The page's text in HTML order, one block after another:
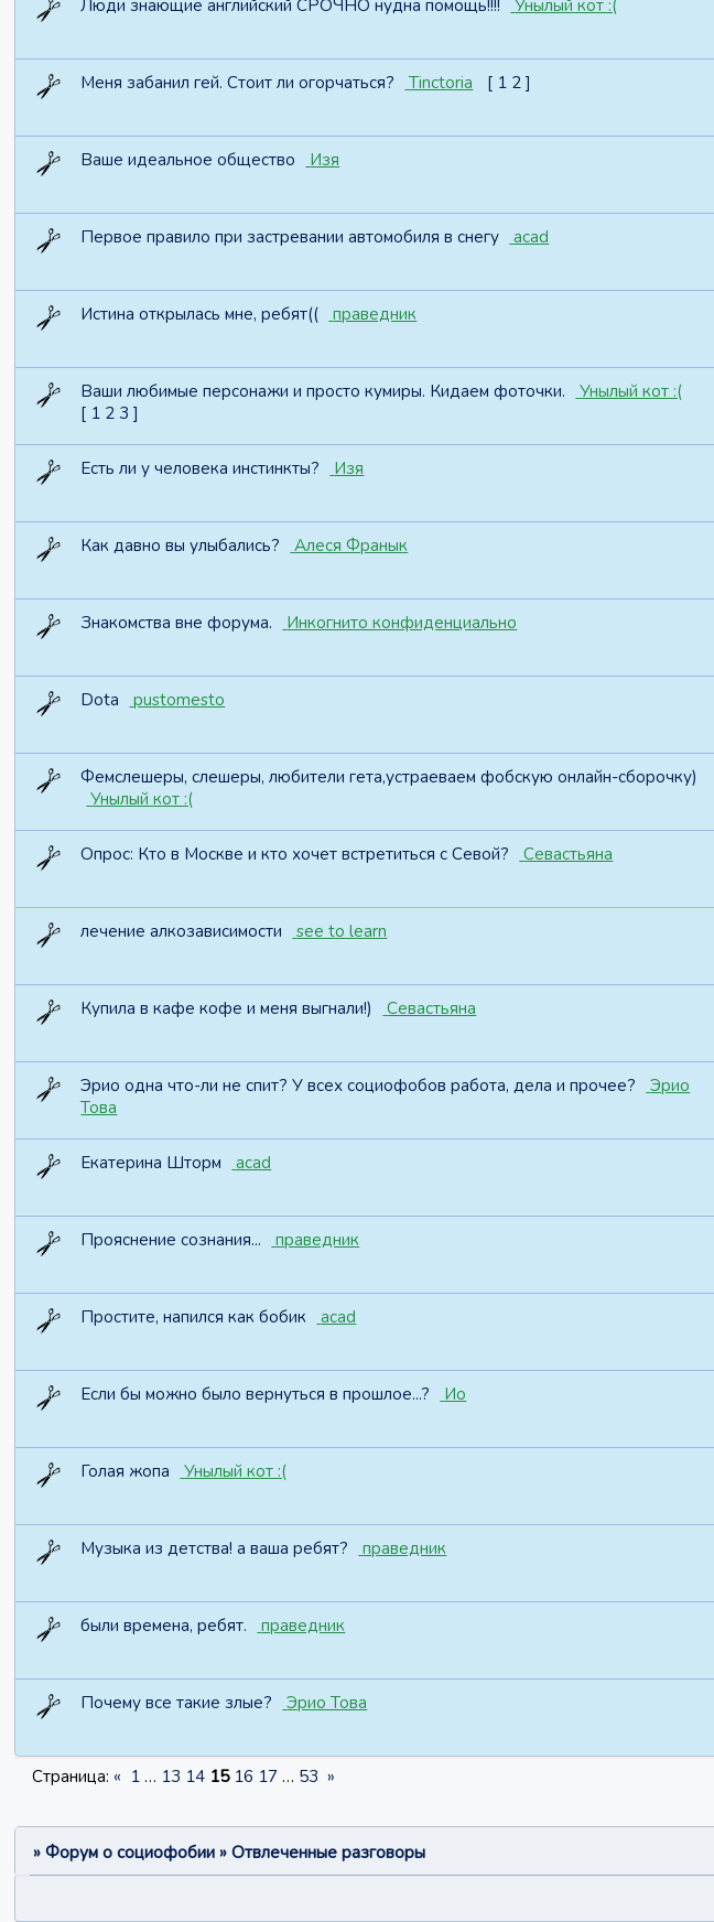
Люди знающие английский СРОЧНО нудна помощь!!!! Унылый кот :(
Меня забанил гей. Стоит ли огорчаться? Tinctoria [ 1 2 ]
Ваше идеальное общество Изя
Первое правило при застревании автомобиля в снегу acad
Истина открылась мне, ребят(( праведник
Ваши любимые персонажи и просто кумиры. Кидаем фоточки.
Унылый кот :(
[ 1 2 3 ]
Есть ли у человека инстинкты? Изя
Как давно вы улыбались? Алеся Франык
Знакомства вне форума. Инкогнито конфиденциально
Dota pustomesto
Фемслешеры, слешеры, любители гета,устраеваем фобскую онлайн-сборочку)
Унылый кот :(
Опрос: Кто в Москве и кто хочет встретиться с Севой? Севастьяна
лечение алкозависимости see to learn
Купила в кафе кофе и меня выгнали!) Севастьяна
Эрио одна что-ли не спит? У всех социофобов работа, дела и прочее?
Эрио
Това
Екатерина Шторм acad
Прояснение сознания... праведник
Простите, напился как бобик acad
Если бы можно было вернуться в прошлое...? Ио
Голая жопа Унылый кот :(
Музыка из детства! а ваша ребят? праведник
были времена, ребят. праведник
Почему все такие злые? Эрио Това
Страница: « 1 … 13 14 15 16 17 … 53 »
» Форум о социофобии » Отвлеченные разговоры